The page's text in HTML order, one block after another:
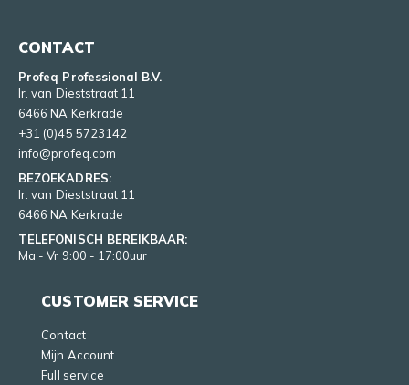
CONTACT
Profeq Professional B.V.
Ir. van Dieststraat 11
6466 NA Kerkrade
+31 (0)45 5723142
info@profeq.com
BEZOEKADRES:
Ir. van Dieststraat 11
6466 NA Kerkrade
TELEFONISCH BEREIKBAAR:
Ma - Vr 9:00 - 17:00uur
CUSTOMER SERVICE
Contact
Mijn Account
Full service